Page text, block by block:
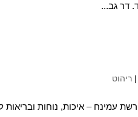
דר גב...
|ריהוט
עמינח – איכות, נוחות